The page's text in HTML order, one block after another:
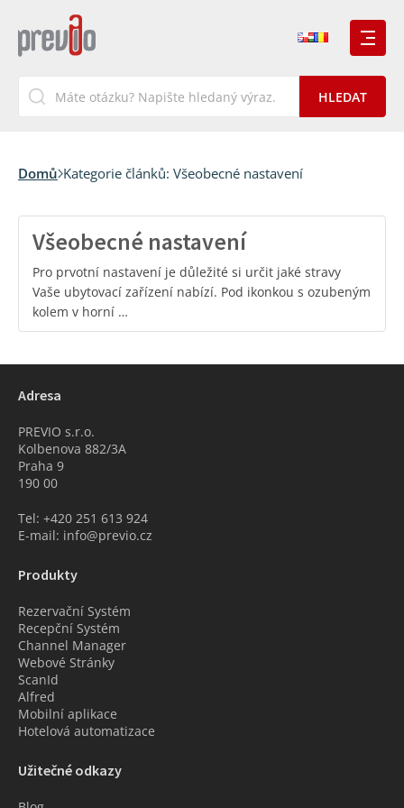
Domů Kategorie článků: Všeobecné nastavení
Všeobecné nastavení
Pro prvotní nastavení je důležité si určit jaké stravy
Vaše ubytovací zařízení nabízí. Pod ikonkou s ozubeným
kolem v horní …
Adresa
PREVIO s.r.o.
Kolbenova 882/3A
Praha 9
190 00
Tel: +420 251 613 924
E-mail: info@previo.cz
Produkty
Rezervační Systém
Recepční Systém
Channel Manager
Webové Stránky
ScanId
Alfred
Mobilní aplikace
Hotelová automatizace
Užitečné odkazy